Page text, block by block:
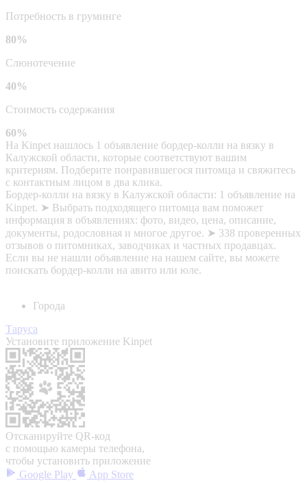
Потребность в груминге
80%
Слюнотечение
40%
Стоимость содержания
60%
На Kinpet нашлось 1 объявление бордер-колли на вязку в
Калужской области, которые соответствуют вашим
критериям. Подберите понравившегося питомца и свяжитесь
с контактным лицом в два клика.
Бордер-колли на вязку в Калужской области: 1 объявление на
Kinpet. ➤ Выбрать подходящего питомца вам поможет
информация в объявлениях: фото, видео, цена, описание,
документы, родословная и многое другое. ➤ 338 проверенных
отзывов о питомниках, заводчиках и частных продавцах.
Если вы не нашли объявление на нашем сайте, вы можете
поискать бордер-колли на авито или юле.
Города
Таруса
Установите приложение Kinpet
Отсканируйте QR-код
с помощью камеры телефона,
чтобы установить приложение
Google Play
App Store